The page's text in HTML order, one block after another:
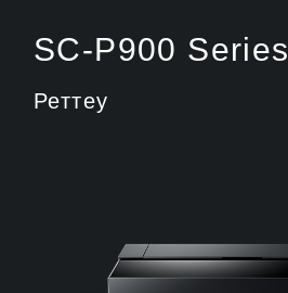
SC-P900 Series
Реттеу